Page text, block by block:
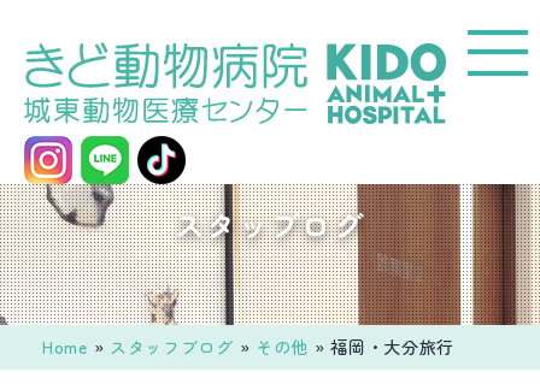
へ
ス
キ
ッ
プ
城
東
動
物
医
療
スタッブログ
Home » スタッフブログ » その他 » 福岡・大分旅行